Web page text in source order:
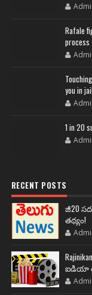
Rafale
process
you in
1 in 20
RECENT POSTS
జీ20
తథ్యం!
ఐడియా